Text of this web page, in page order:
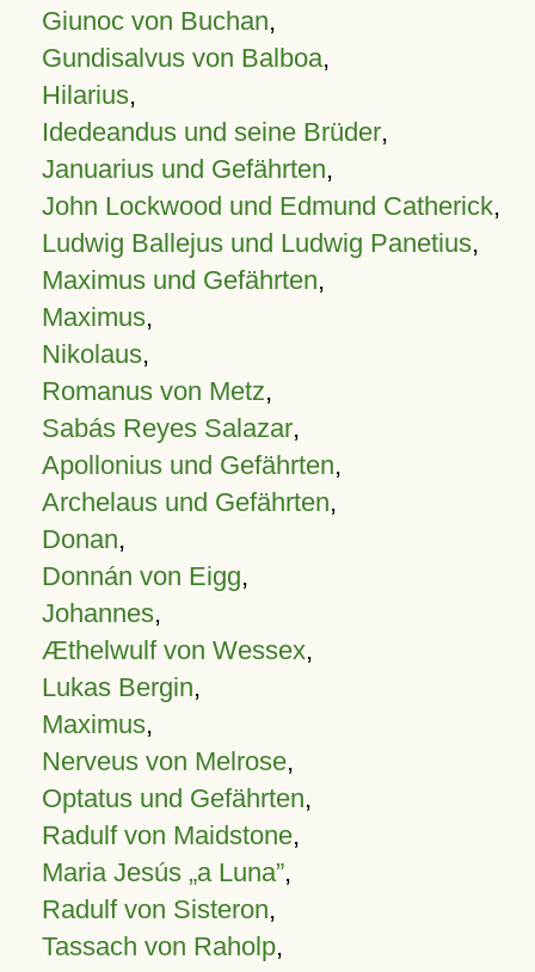
Giunoc von Buchan,
Gundisalvus von Balboa,
Hilarius,
Idedeandus und seine Brüder,
Januarius und Gefährten,
John Lockwood und Edmund Catherick,
Ludwig Ballejus und Ludwig Panetius,
Maximus und Gefährten,
Maximus,
Nikolaus,
Romanus von Metz,
Sabás Reyes Salazar,
Apollonius und Gefährten,
Archelaus und Gefährten,
Donan,
Donnán von Eigg,
Johannes,
Æthelwulf von Wessex,
Lukas Bergin,
Maximus,
Nerveus von Melrose,
Optatus und Gefährten,
Radulf von Maidstone,
Maria Jesús „a Luna”,
Radulf von Sisteron,
Tassach von Raholp,